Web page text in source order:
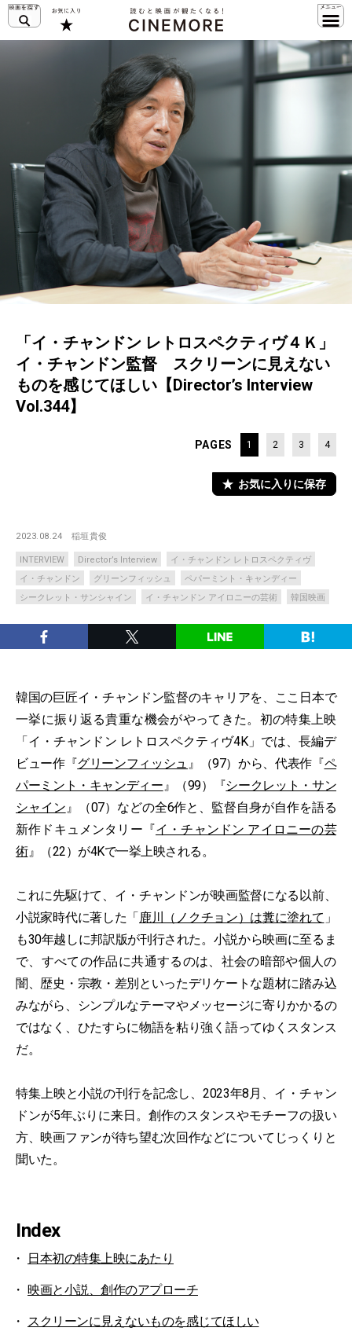
「イ・チャンドン レトロスペクティヴ４Ｋ」
イ・チャンドン監督 スクリーンに見えない
ものを感じてほしい【Director’s Interview
Vol.344】
PAGES 1 2 3 4
お気に入りに保存
2023.08.24 稲垣貴俊
INTERVIEW Director’s Interview
イ・チャンドン レトロスペクティヴ
イ・チャンドン
グリーンフィッシュ
ペパーミント・キャンディー
シークレット・サンシャイン
イ・チャンドン アイロニーの芸術 韓国映画
韓国の巨匠イ・チャンドン監督のキャリアを、ここ日本で
一挙に振り返る貴重な機会がやってきた。初の特集上映
「イ・チャンドン レトロスペクティヴ4K」では、長編デ
ビュー作『グリーンフィッシュ 』（97）から、代表作『ペ
パーミント・キャンディー』（99）『シークレット・サン
シャイン』（07）などの全6作と、監督自身が自作を語る
新作ドキュメンタリー『イ・チャンドン アイロニーの芸
術』（22）が4Kで一挙上映される。
これに先駆けて、イ・チャンドンが映画監督になる以前、
小説家時代に著した「鹿川（ノクチョン）は糞に塗れて 」
も30年越しに邦訳版が刊行された。小説から映画に至るま
で、すべての作品に共通するのは、社会の暗部や個人の
闇、歴史・宗教・差別といったデリケートな題材に踏み込
みながら、シンプルなテーマやメッセージに寄りかかるの
ではなく、ひたすらに物語を粘り強く語ってゆくスタンス
だ。
特集上映と小説の刊行を記念し、2023年8月、イ・チャン
ドンが5年ぶりに来日。創作のスタンスやモチーフの扱い
方、映画ファンが待ち望む次回作などについてじっくりと
聞いた。
Index
日本初の特集上映にあたり
映画と小説、創作のアプローチ
スクリーンに見えないものを感じてほしい